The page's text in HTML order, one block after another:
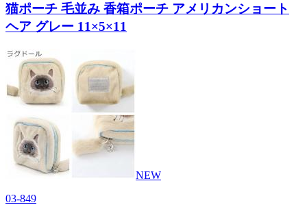
猫ポーチ 毛並み 香箱ポーチ アメリカンショート
ヘア グレー 11×5×11
NEW
03-849